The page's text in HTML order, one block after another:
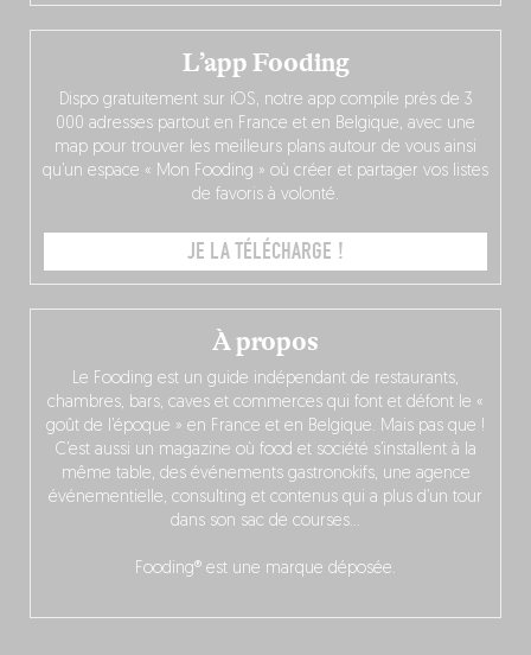
À propos
Le Fooding est un guide indépendant de restaurants,
chambres, bars, caves et commerces qui font et défont le «
goût de l’époque » en France et en Belgique. Mais pas que !
C’est aussi un magazine où food et société s’installent à la
même table, des événements gastronokifs, une agence
événementielle, consulting et contenus qui a plus d’un tour
dans son sac de courses…
Fooding® est une marque déposée.
L’app Fooding
Dispo gratuitement sur iOS, notre app compile près de 3
000 adresses partout en France et en Belgique, avec une
map pour trouver les meilleurs plans autour de vous ainsi
qu’un espace « Mon Fooding » où créer et partager vos listes
de favoris à volonté.
JE LA TÉLÉCHARGE !